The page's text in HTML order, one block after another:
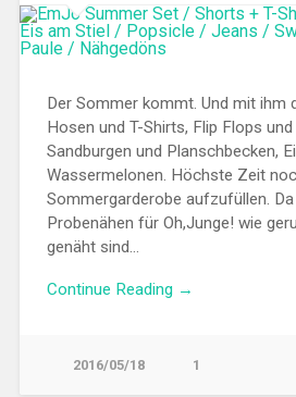
Der Sommer kommt. Und mit ihm
Hosen und T-Shirts, Flip Flops
Sandburgen und Planschbecken,
Wassermelonen. Höchste Zeit
Sommergarderobe aufzufüllen.
Probenähen für Oh,Junge! wie
genäht sind…
Continue Reading →
2016/05/18 1